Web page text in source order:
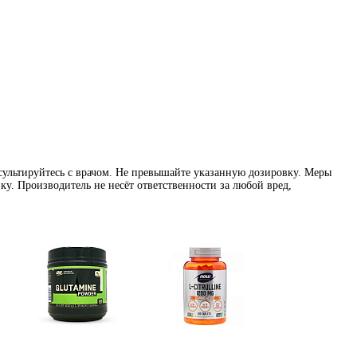
с врачом. Не превышайте указанную дозировку. Меры
Производитель не несёт ответственности за любой вред,